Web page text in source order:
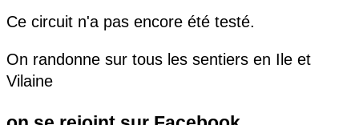
Ce circuit n'a pas encore été testé.
On randonne sur tous les sentiers en Ile et
Vilaine